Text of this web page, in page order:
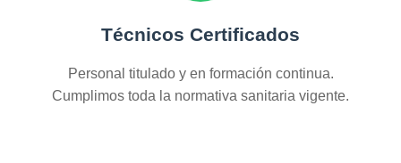
Técnicos Certificados
Personal titulado y en formación continua.
Cumplimos toda la normativa sanitaria vigente.